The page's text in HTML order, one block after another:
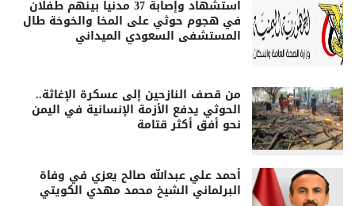
استشهاد وإصابة 37 مدنياً بينهم طفلان
في هجوم حوثي على المخا والخوخة طال
المستشفى السعودي الميداني
من قصف النازحين إلى عسكرة الإغاثة..
الحوثي يدفع الأزمة الإنسانية في اليمن
نحو أفق أكثر قتامة
أحمد علي عبدالله صالح يعزي في وفاة
البرلماني الشيخ محمد مهدي الكويتي